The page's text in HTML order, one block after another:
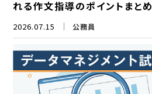
れる作文指導のポイントまとめ
2026.07.15 公務員